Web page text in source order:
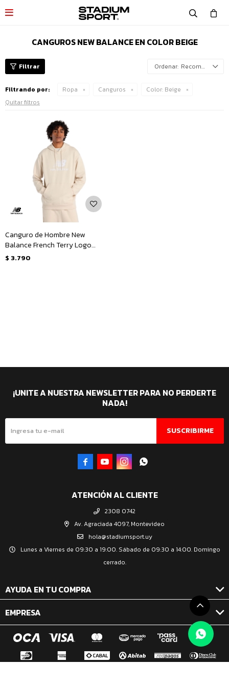

CANGUROS NEW BALANCE EN COLOR BEIGE
Recomendados
Filtrando por: Ropa Canguros Color: Beige
Quitar filtros
Canguro de Hombre New
Balance French Terry Logo
Hoodie - Beige
$ 3.790
ATENCIÓN AL CLIENTE
2308 0742
Av. Agraciada 4097, Montevideo
hola@stadiumsport.uy
Lunes a Viernes de 09:30 a 19:00. Sábado de 09:30 a 14:00. Domingo
cerrado.
AYUDA EN TU COMPRA
EMPRESA
¡UNITE A NUESTRA NEWSLETTER PARA NO PERDERTE
NADA!
SUSCRIBIRME
   